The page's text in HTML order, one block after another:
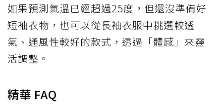
如果預測氣溫已經超過25度，但還沒準備好
短袖衣物，也可以從長袖衣服中挑選較透
氣、通風性較好的款式，透過「體感」來靈
活調整。
精華 FAQ